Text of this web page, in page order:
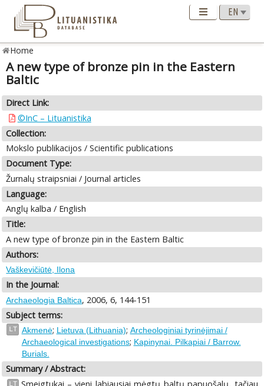
Home
A new type of bronze pin in the Eastern
Baltic
Direct Link:
©InC – Lituanistika
Collection:
Mokslo publikacijos / Scientific publications
Document Type:
Žurnalų straipsniai / Journal articles
Language:
Anglų kalba / English
Title:
A new type of bronze pin in the Eastern Baltic
Authors:
Vaškevičiūtė, Ilona
In the Journal:
Archaeologia Baltica, 2006, 6, 144-151
Subject terms:
LT Akmenė; Lietuva (Lithuania); Archeologiniai tyrinėjimai /
Archaeological investigations; Kapinynai. Pilkapiai / Barrow.
Burials.
Summary / Abstract:
LT